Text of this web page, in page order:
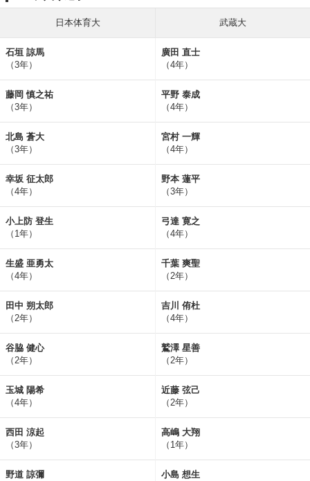
日本体育大 武蔵大
石垣 諒馬
（3年）
廣田 直士
（4年）
藤岡 慎之祐
（3年）
平野 泰成
（4年）
北島 蒼大
（3年）
宮村 一輝
（4年）
幸坂 征太郎
（4年）
野本 蓮平
（3年）
小上防 登生
（1年）
弓達 寛之
（4年）
生盛 亜勇太
（4年）
千葉 爽聖
（2年）
田中 朔太郎
（2年）
吉川 侑杜
（4年）
谷脇 健心
（2年）
鷲澤 星善
（2年）
玉城 陽希
（4年）
近藤 弦己
（2年）
西田 涼起
（3年）
高嶋 大翔
（1年）
野道 諒彌
小島 想生